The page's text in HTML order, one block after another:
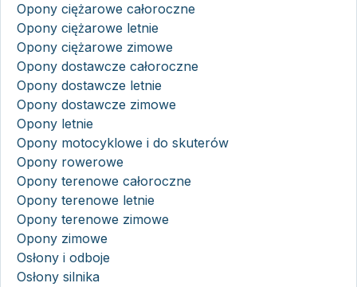
Opony ciężarowe całoroczne
Opony ciężarowe letnie
Opony ciężarowe zimowe
Opony dostawcze całoroczne
Opony dostawcze letnie
Opony dostawcze zimowe
Opony letnie
Opony motocyklowe i do skuterów
Opony rowerowe
Opony terenowe całoroczne
Opony terenowe letnie
Opony terenowe zimowe
Opony zimowe
Osłony i odboje
Osłony silnika